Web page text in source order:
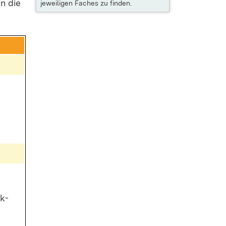
die jeweiligen Faches zu finden.